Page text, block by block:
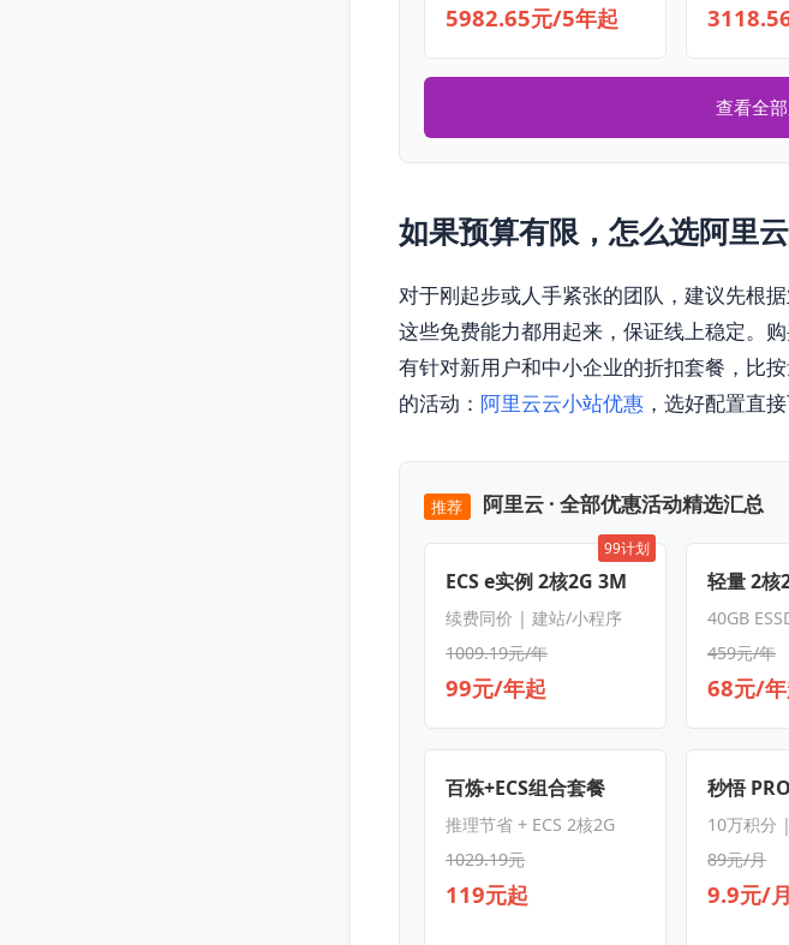
5982.65元/5年起
查看全
如果预算有限，怎么选阿里
对于刚起步或人手紧张的团队，建议先根
这些免费能力都用起来，保证线上稳定。
有针对新用户和中小企业的折扣套餐，比
的活动： 阿里云云小站优惠 ，选好配置直
推荐 阿里云 · 全部优惠活动精选汇总
99计划
ECS e实例 2核2G 3M
续费同价 | 建站/小程序
1009.19元/年
99元/年起
轻量 2核
40GB
459元/年
68元/
百炼+ECS组合套餐
推理节省 + ECS 2核2G
1029.19元
119元起
秒悟
10万积分
89元/月
9.9元/月